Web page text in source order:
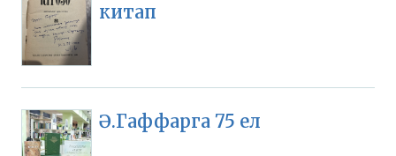
китап
Ә.Гаффарга 75 ел